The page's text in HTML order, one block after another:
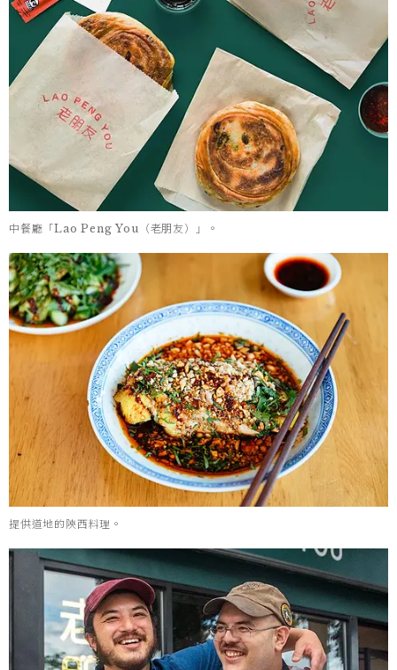
中餐廳「Lao Peng You（老朋友）」。
提供道地的陝西料理。